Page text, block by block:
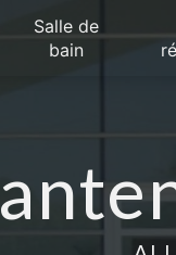
Salle de
bain